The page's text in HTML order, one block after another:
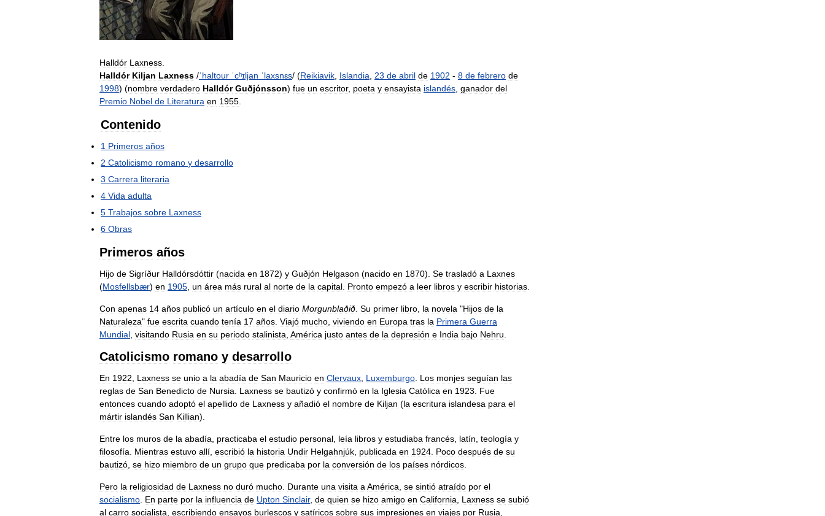
Halldór Laxness
Halldór Kiljan Laxness /ˈhaltour ˈcʰɪljan ˈlaxsnɛs/ (Reikiavik Islandia 23 de abril de 1902 - 8 de febrero de
1998) (nombre verdadero Halldór Guðjónsson) fue un escritor, poeta y ensayista islandés ganador del
Premio Nobel de Literatura en 1955
Contenido
1 Primeros años
2 Catolicismo romano y desarrollo
3 Carrera literaria
4 Vida adulta
5 Trabajos sobre Laxness
6 Obras
Primeros años
Hijo de Sigríður Halldórsdóttir (nacida en 1872) y Guðjón Helgason (nacido en 1870). Se trasladó a Laxnes
(Mosfellsbær) en 1905 un área más rural al norte de la capital Pronto empezó a leer libros y escribir historias
Con apenas 14 años publicó un artículo en el diario Morgunblaðið Su primer libro la novela "Hijos de la
Naturaleza" fue escrita cuando tenía 17 años Viajó mucho viviendo en Europa tras la Primera Guerra
Mundial visitando Rusia en su periodo stalinista América justo antes de la depresión e India bajo Nehru
Catolicismo romano y desarrollo
En 1922 Laxness se unio a la abadía de San Mauricio en Clervaux Luxemburgo Los monjes seguían las
reglas de San Benedicto de Nursia Laxness se bautizó y confirmó en la Iglesia Católica en 1923
Fue
entonces cuando adoptó el apellido de Laxness y añadió el nombre de Kiljan (la escritura islandesa para el
mártir islandés San Killian).
Entre los muros de la abadía practicaba el estudio personal leía libros y estudiaba francés latín teología y
filosofía
Mientras estuvo allí escribió la historia Undir Helgahnjúk publicada en 1924 Poco después de su
bautizó se hizo miembro de un grupo que predicaba por la conversión de los países nórdicos
Pero la religiosidad de Laxness no duró mucho Durante una visita a América se sintió atraído por el
socialismo En parte por la influencia de Upton Sinclair, de quien se hizo amigo en California Laxness se subió
al carro socialista escribiendo ensayos burlescos y satíricos sobre sus impresiones en viajes por Rusia